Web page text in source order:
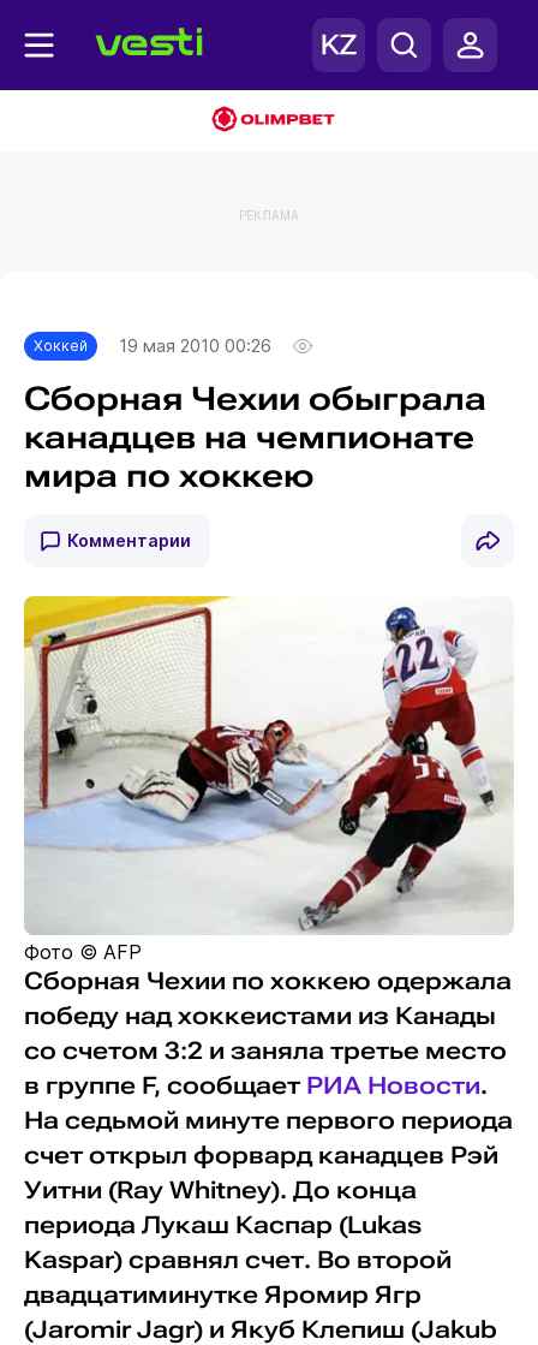
РЕКЛАМА
Хоккей 19 мая 2010 00:26
Сборная Чехии обыграла
канадцев на чемпионате
мира по хоккею
Комментарии
Фото © AFP
Сборная Чехии по хоккею одержала
победу над хоккеистами из Канады
со счетом 3:2 и заняла третье место
в группе F, сообщает РИА Новости.
На седьмой минуте первого периода
счет открыл форвард канадцев Рэй
Уитни (Ray Whitney). До конца
периода Лукаш Каспар (Lukas
Kaspar) сравнял счет. Во второй
двадцатиминутке Яромир Ягр
(Jaromir Jagr) и Якуб Клепиш (Jakub